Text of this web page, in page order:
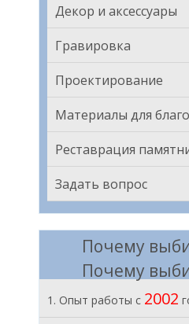
Декор и аксессуары
Гравировка
Проектирование
Материалы для
Реставрация
Задать вопрос
Почему
Почему
1. Опыт работы с 2002